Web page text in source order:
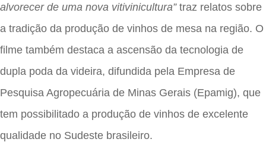
alvorecer de uma nova vitivinicultura”traz relatos sobre
a tradição da produção de vinhos de mesa na região. O
filme também destaca a ascensão da tecnologia de
dupla poda da videira, difundida pela Empresa de
Pesquisa Agropecuária de Minas Gerais (Epamig), que
tem possibilitado a produção de vinhos de excelente
qualidade no Sudeste brasileiro.